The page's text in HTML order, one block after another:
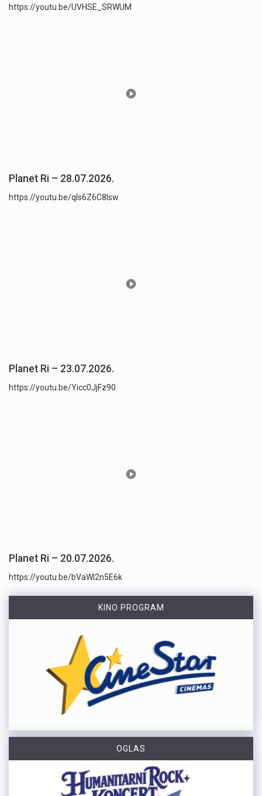
https://youtu.be/UVHSE_SRWUM
Planet Ri – 28.07.2026.
https://youtu.be/qls6Z6C8lsw
Planet Ri – 23.07.2026.
https://youtu.be/Yicc0JjFz90
Planet Ri – 20.07.2026.
https://youtu.be/bVaWI2n5E6k
KINO PROGRAM
OGLAS